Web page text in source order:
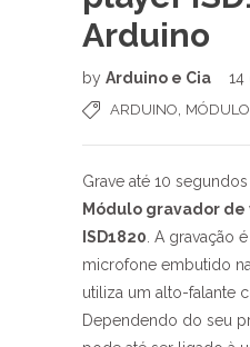
Arduino
by Arduino e Cia 14
ARDUINO
Grave até 10
Módulo gravador
ISD1820 . A gravação
microfone embutido
utiliza um alto-falante
Dependendo do seu